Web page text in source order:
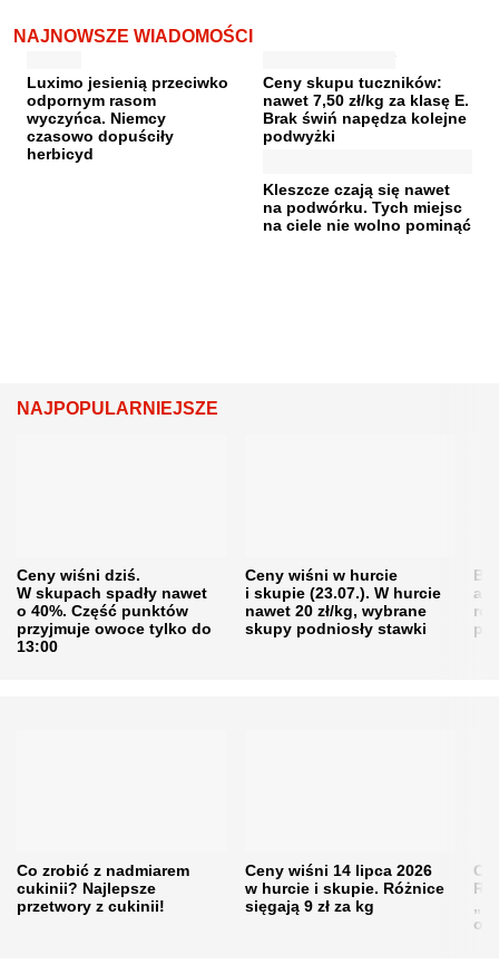
NAJNOWSZE WIADOMOŚCI
Luximo jesienią przeciwko
odpornym rasom
wyczyńca. Niemcy
czasowo dopuściły
herbicyd
Ceny skupu tuczników:
nawet 7,50 zł/kg za klasę E.
Brak świń napędza kolejne
podwyżki
Kleszcze czają się nawet
na podwórku. Tych miejsc
na ciele nie wolno pominąć
NAJPOPULARNIEJSZE
Ceny wiśni dziś.
W skupach spadły nawet
o 40%. Część punktów
przyjmuje owoce tylko do
13:00
Ceny wiśni w hurcie
i skupie (23.07.). W hurcie
nawet 20 zł/kg, wybrane
skupy podniosły stawki
Co zrobić z nadmiarem
cukinii? Najlepsze
przetwory z cukinii!
Ceny wiśni 14 lipca 2026
w hurcie i skupie. Różnice
sięgają 9 zł za kg